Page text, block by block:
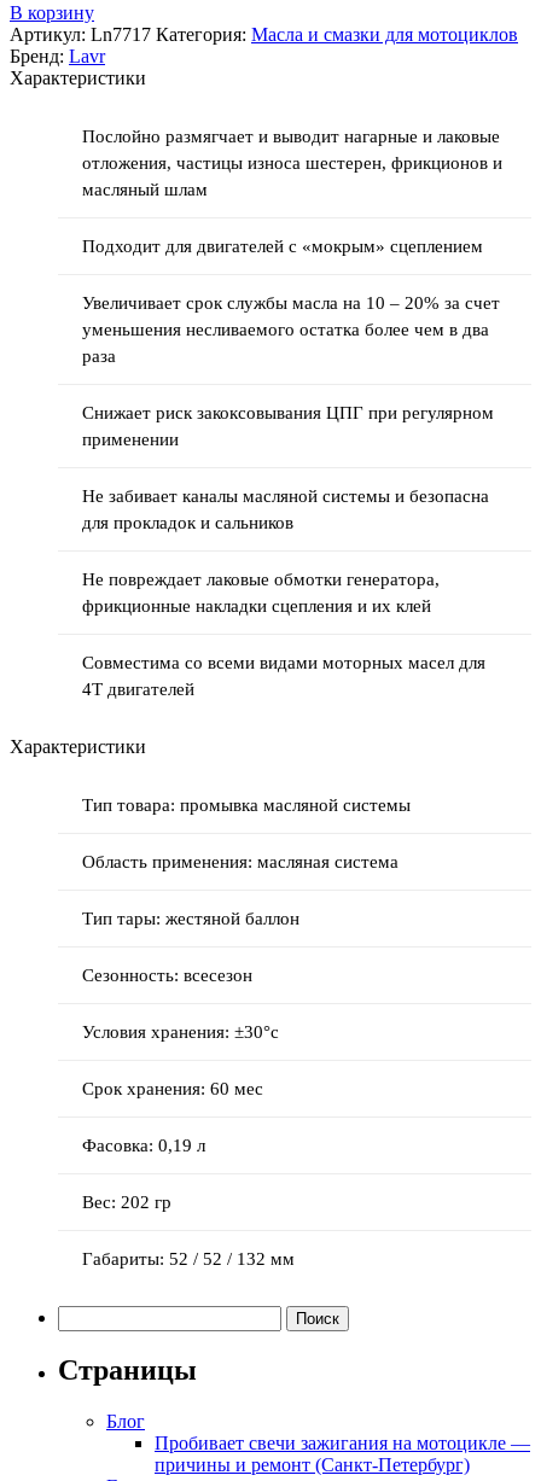
В корзину
Артикул: Ln7717 Категория: Масла и смазки для мотоциклов
Бренд: Lavr
Характеристики
Послойно размягчает и выводит нагарные и лаковые
отложения, частицы износа шестерен, фрикционов и
масляный шлам
Подходит для двигателей с «мокрым» сцеплением
Увеличивает срок службы масла на 10 – 20% за счет
уменьшения несливаемого остатка более чем в два
раза
Снижает риск закоксовывания ЦПГ при регулярном
применении
Не забивает каналы масляной системы и безопасна
для прокладок и сальников
Не повреждает лаковые обмотки генератора,
фрикционные накладки сцепления и их клей
Совместима со всеми видами моторных масел для
4Т двигателей
Характеристики
Тип товара: промывка масляной системы
Область применения: масляная система
Тип тары: жестяной баллон
Сезонность: всесезон
Условия хранения: ±30°с
Срок хранения: 60 мес
Фасовка: 0,19 л
Вес: 202 гр
Габариты: 52 / 52 / 132 мм
Страницы
Блог
Пробивает свечи зажигания на мотоцикле —
причины и ремонт (Санкт-Петербург)